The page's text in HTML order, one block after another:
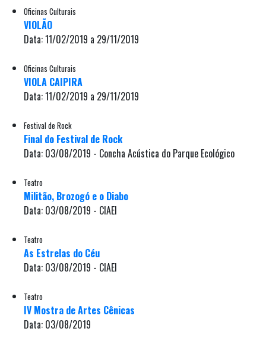
Oficinas Culturais
VIOLÃO
Data: 11/02/2019 a 29/11/2019
Oficinas Culturais
VIOLA CAIPIRA
Data: 11/02/2019 a 29/11/2019
Festival de Rock
Final do Festival de Rock
Data: 03/08/2019 - Concha Acústica do Parque Ecológico
Teatro
Militão, Brozogó e o Diabo
Data: 03/08/2019 - CIAEI
Teatro
As Estrelas do Céu
Data: 03/08/2019 - CIAEI
Teatro
IV Mostra de Artes Cênicas
Data: 03/08/2019